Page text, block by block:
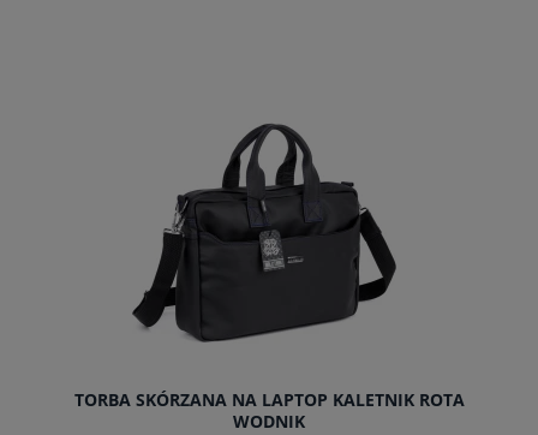
do koszyka
TORBA SKÓRZANA NA LAPTOP KALETNIK ROTA
WODNIK